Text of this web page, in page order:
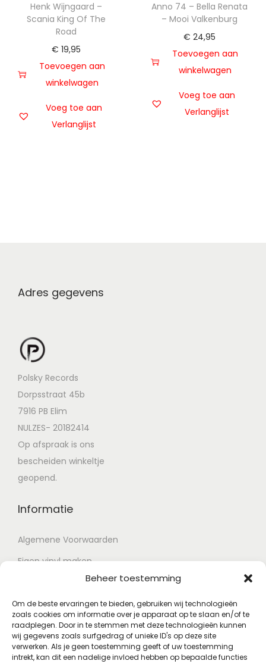
Beheer toestemming
Om de beste ervaringen te bieden, gebruiken wij technologieën
zoals cookies om informatie over je apparaat op te slaan en/of te
raadplegen. Door in te stemmen met deze technologieën kunnen
wij gegevens zoals surfgedrag of unieke ID's op deze site
verwerken. Als je geen toestemming geeft of uw toestemming
intrekt, kan dit een nadelige invloed hebben op bepaalde functies
Henk Wijngaard –
Scania King Of The
Road
€ 19,95
Toevoegen aan
winkelwagen
Voeg toe aan
Verlanglijst
Anno 74 – Bella Renata
– Mooi Valkenburg
€ 24,95
Toevoegen aan
winkelwagen
Voeg toe aan
Verlanglijst
Adres gegevens
Polsky Records
Dorpsstraat 45b
7916 PB Elim
NULZES- 20182414
Op afspraak is ons
bescheiden winkeltje
geopend.
Informatie
Algemene Voorwaarden
Eigen vinyl maken
Retour voorwaarden
Contact
Account